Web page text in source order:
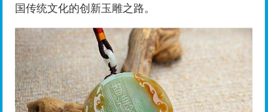
国传统文化的创新玉雕之路。